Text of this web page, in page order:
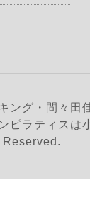
グ・間々田
ピラティスは